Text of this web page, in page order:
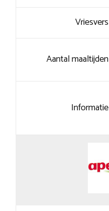
Vriesvers
Aantal maaltijden
Informatie